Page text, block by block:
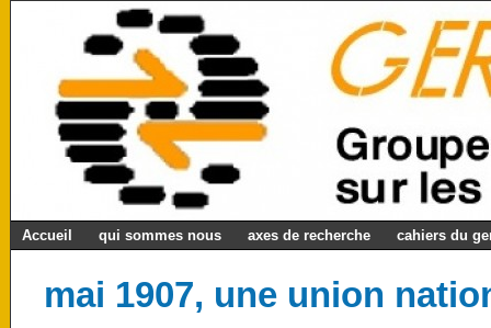
Accueil qui sommes nous axes de recherche cahiers du
mai 1907, une union